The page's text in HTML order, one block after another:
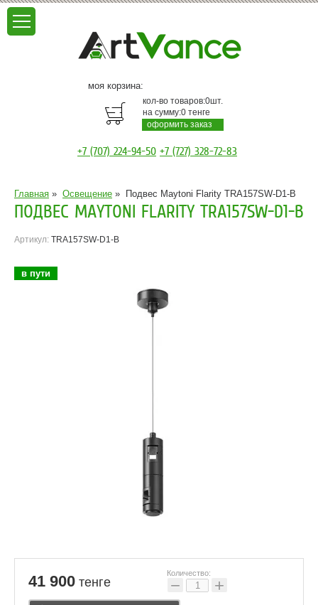
моя корзина:
кол-во товаров:0шт.
на сумму:0 тенге
оформить заказ
+7 (707) 224-94-50 +7 (727) 328-72-83
Главная » Освещение » Подвес Maytoni Flarity TRA157SW-D1-B
ПОДВЕС MAYTONI FLARITY TRA157SW-D1-B
Артикул: TRA157SW-D1-B
в пути
41 900 тенге
Количество:
− +